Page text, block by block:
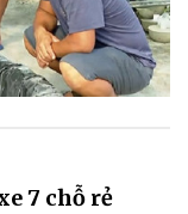
7 chỗ rẻ